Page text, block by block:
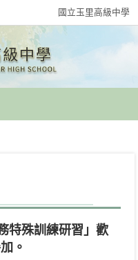
國立玉里高級中學
特殊訓練研習」歡
。